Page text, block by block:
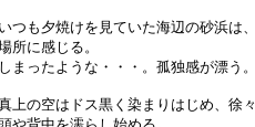
つも夕焼けを見ていた海辺の砂浜は、
所に感じる。
まったような・・・。孤独感が漂う。
上の空はドス黒く染まりはじめ、徐